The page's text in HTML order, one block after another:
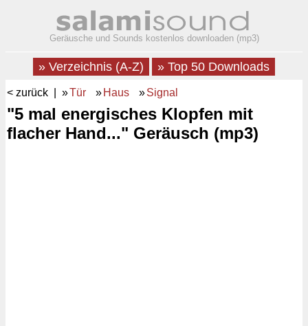
Geräusche und Sounds kostenlos downloaden (mp3)
» Verzeichnis (A-Z) » Top 50 Downloads
< zurück | »Tür » Haus »Signal
"5 mal energisches Klopfen mit
flacher Hand..." Geräusch (mp3)